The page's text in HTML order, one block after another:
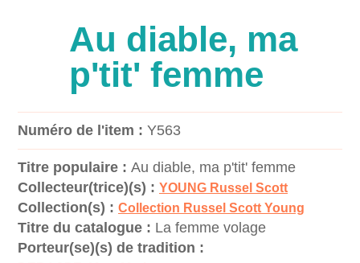
Au diable, ma
p'tit' femme
Numéro de l'item : Y563
Titre populaire : Au diable, ma p'tit' femme
Collecteur(trice)(s) : YOUNG Russel Scott
Collection(s) : Collection Russel Scott Young
Titre du catalogue : La femme volage
Porteur(se)(s) de tradition :